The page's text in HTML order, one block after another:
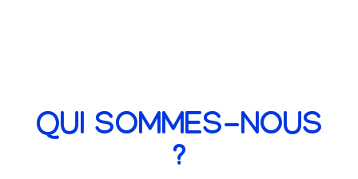
QUI SOMMES-NOUS
?